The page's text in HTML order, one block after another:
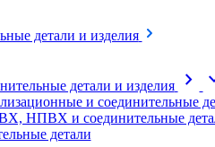
детали и изделия
детали и изделия
chevron_right
и соединительные
НПВХ и соединительные
детали